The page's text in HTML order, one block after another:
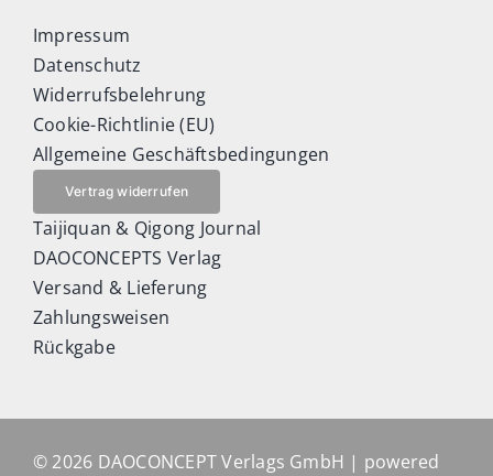
Impressum
Datenschutz
Widerrufsbelehrung
Cookie-Richtlinie (EU)
Allgemeine Geschäftsbedingungen
Vertrag widerrufen
Taijiquan & Qigong Journal
DAOCONCEPTS Verlag
Versand & Lieferung
Zahlungsweisen
Rückgabe
© 2026 DAOCONCEPT Verlags GmbH | powered